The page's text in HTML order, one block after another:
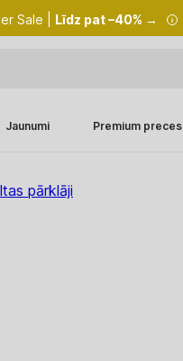
Sale | Līdz pat –40% →
Jaunumi Premium preces
pārklāji